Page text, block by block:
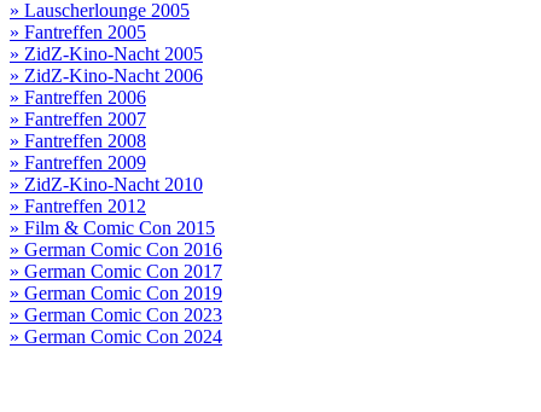
» Lauscherlounge 2005
» Fantreffen 2005
» ZidZ-Kino-Nacht 2005
» ZidZ-Kino-Nacht 2006
» Fantreffen 2006
» Fantreffen 2007
» Fantreffen 2008
» Fantreffen 2009
» ZidZ-Kino-Nacht 2010
» Fantreffen 2012
» Film & Comic Con 2015
» German Comic Con 2016
» German Comic Con 2017
» German Comic Con 2019
» German Comic Con 2023
» German Comic Con 2024